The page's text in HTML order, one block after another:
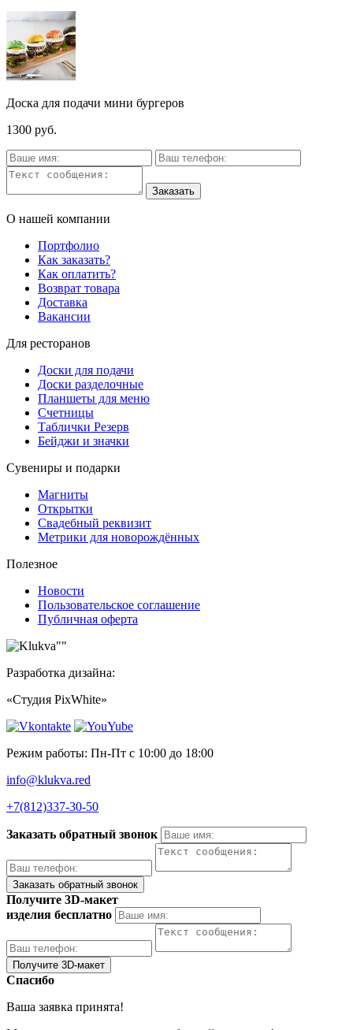
Доска для подачи мини бургеров
1300 руб.
О нашей компании
Портфолио
Как заказать?
Как оплатить?
Возврат товара
Доставка
Вакансии
Для ресторанов
Доски для подачи
Доски разделочные
Планшеты для меню
Счетницы
Таблички Резерв
Бейджи и значки
Сувениры и подарки
Магниты
Открытки
Свадебный реквизит
Метрики для новорождённых
Полезное
Новости
Пользовательское соглашение
Публичная оферта
Разработка дизайна:
«Студия PixWhite»
Режим работы: Пн-Пт с 10:00 до 18:00
info@klukva.red
+7(812)337‑30-50
Заказать обратный звонок
Получите 3D-макет
изделия бесплатно
Спасибо
Ваша заявка принята!